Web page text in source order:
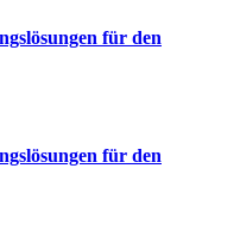
für den
für den